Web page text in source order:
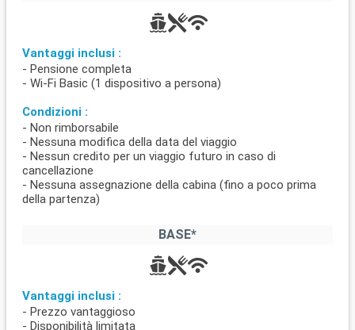
Vantaggi inclusi :
- Pensione completa
- Wi-Fi Basic (1 dispositivo a persona)
Condizioni :
- Non rimborsabile
- Nessuna modifica della data del viaggio
- Nessun credito per un viaggio futuro in caso di
cancellazione
- Nessuna assegnazione della cabina (fino a poco prima
della partenza)
BASE*
Vantaggi inclusi :
- Prezzo vantaggioso
- Disponibilità limitata